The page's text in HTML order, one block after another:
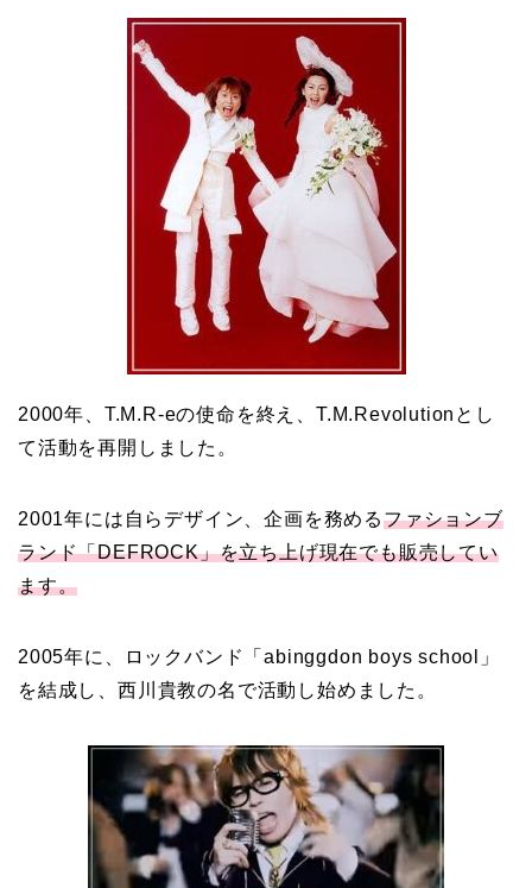
2000年、T.M.R-eの使命を終え、T.M.Revolutionとし
て活動を再開しました。
2001年には自らデザイン、企画を務めるファションブ
ランド「DEFROCK」を立ち上げ現在でも販売してい
ます。
2005年に、ロックバンド「abinggdon boys school」
を結成し、西川貴教の名で活動し始めました。